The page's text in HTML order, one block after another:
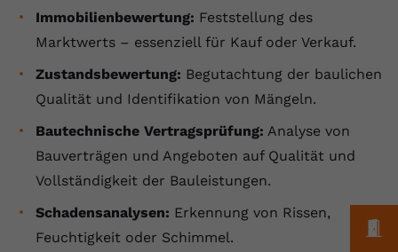
Immobilienbewertung: Feststellung des
Marktwerts – essenziell für Kauf oder Verkauf.
Zustandsbewertung: Begutachtung der baulichen
Qualität und Identifikation von Mängeln.
Bautechnische Vertragsprüfung: Analyse von
Bauverträgen und Angeboten auf Qualität und
Vollständigkeit der Bauleistungen.
Schadensanalysen: Erkennung von Rissen,
Feuchtigkeit oder Schimmel.
YouTube setzt diesen Cookie, um die
Videopräferenzen des Benutzers zu
speichern, der eingebettete YouTube-
Anbieter youtube.com
Laufzeit Session